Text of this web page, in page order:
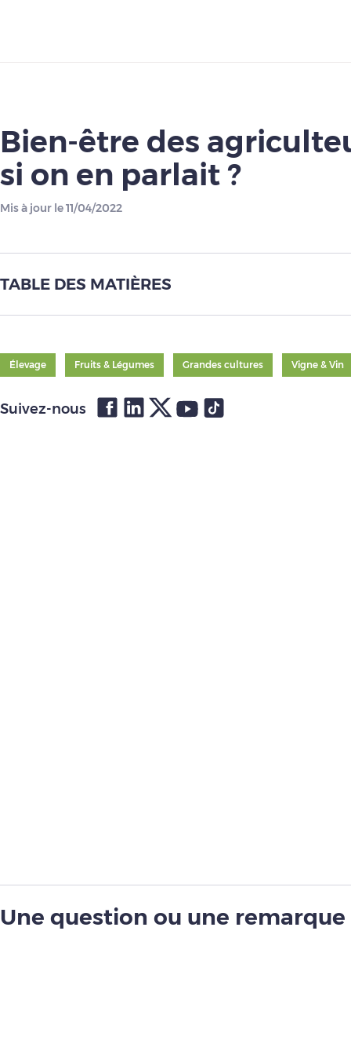
Bien-être des
si on en parlait ?
Mis à jour le 11/04/2022
TABLE DES MATIÈRES
Élevage Fruits & Légumes Grandes cultures Vigne & Vin
Suivez-nous
Une question ou une remarque